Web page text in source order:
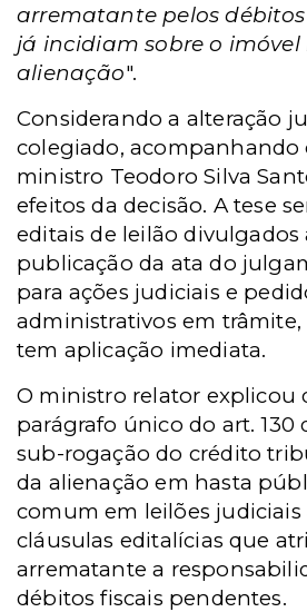
arrematante pelos
já incidiam sobre o
alienação".
Considerando a alteração
colegiado, acompanhando
ministro Teodoro Silva
efeitos da decisão. A tese
editais de leilão divulgados
publicação da ata do
para ações judiciais e
administrativos em trâmite,
tem aplicação imediata.
O ministro relator explicou
parágrafo único do art. 130
sub-rogação do crédito
da alienação em hasta
comum em leilões judiciais
cláusulas editalícias que
arrematante a
débitos fiscais pendentes.